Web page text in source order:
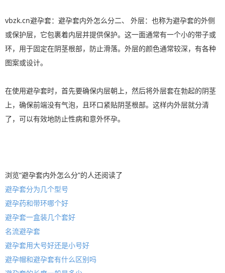
vbzk.cn避孕套：避孕套内外怎么分二、 外层：也称为避孕套的外侧
或保护层，它包裹着内层并提供保护。这一面通常有一个小的带子或
环，用于固定在阴茎根部，防止滑落。外层的颜色通常较深，有各种
图案或设计。
在使用避孕套时，首先要确保内层朝上，然后将外层套在勃起的阴茎
上，确保前端没有气泡，且环口紧贴阴茎根部。这样内外层就分清
了，可以有效地防止性病和意外怀孕。
浏览“避孕套内外怎么分”的人还阅读了
避孕套分为几个型号
避孕药和带环哪个好
避孕套一盒装几个套好
名流避孕套
避孕套用大号好还是小号好
避孕帽和避孕套有什么区别吗